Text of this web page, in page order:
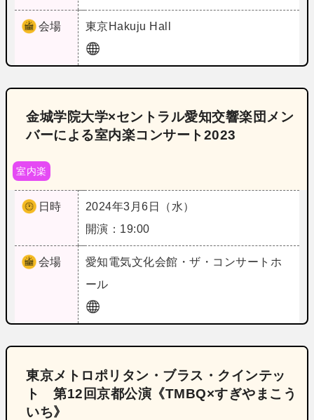
会場 東京Hakuju Hall
金城学院大学×セントラル愛知交響楽団メン
バーによる室内楽コンサート2023
室内楽
日時
2024年3月6日（水）
開演：19:00
会場 愛知電気文化会館・ザ・コンサートホ
ール
東京メトロポリタン・ブラス・クインテッ
ト 第12回京都公演《TMBQ×すぎやまこう
いち》